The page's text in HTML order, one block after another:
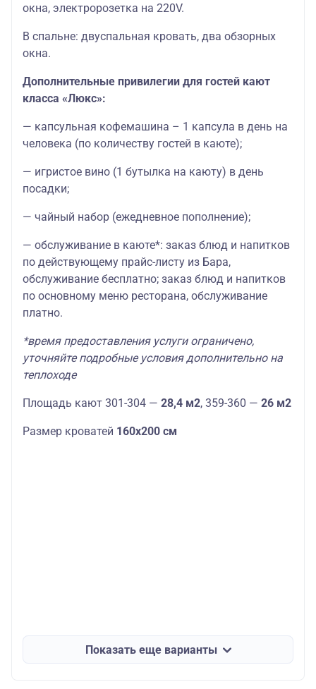
окна, электророзетка на 220V.
В спальне: двуспальная кровать, два обзорных
окна.
Дополнительные привилегии для гостей кают
класса «Люкс»:
— капсульная кофемашина – 1 капсула в день на
человека (по количеству гостей в каюте);
— игристое вино (1 бутылка на каюту) в день
посадки;
— чайный набор (ежедневное пополнение);
— обслуживание в каюте*: заказ блюд и напитков
по действующему прайс-листу из Бара,
обслуживание бесплатно; заказ блюд и напитков
по основному меню ресторана, обслуживание
платно.
*время предоставления услуги ограничено,
уточняйте подробные условия дополнительно на
теплоходе
Площадь кают 301-304 — 28,4 м2, 359-360 — 26 м2
Размер кроватей 160х200 см
Показать еще варианты